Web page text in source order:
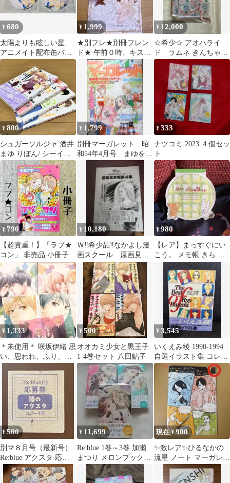
¥680
太陽よりも眩しい星
アニメイト配布缶バッ
ジ 2個セット 河原和
¥ 1,999
★別フレ★別冊フレン
ド★ 午前０時、キスし
に来てよ みきもと凛 イ
ラスト集
¥ 12,000
☆希少☆ アオハライ
ド ラムネ きんちゃく
ポーチ 別冊マーガレ
ット 付録
¥800
シュガーソルジャ 酒井
まゆ りぼん/ シーイズ
マイン 美森青 別冊マー
ガレット
¥ 1,799
別冊マーガレット 昭
和54年4月号 まゆをつ
ちふさこ k
¥333
ナツコミ 2023 ４個セッ
ト
¥790
【超貴重！】「ラブ★
コン」 非売品 小冊子
¥ 10,180
Ｗ‼️希少品‼️なかよし漫
画スクール 原画見本
帳第4集 23枚‼️
¥980
【レア】まっすぐにい
こう。 メモ帳 きら マ
メタロウ はなこ メロン
パン 当時物
¥ 1,333
＊未使用＊ 咲坂伊緒 思
い、思われ、ふり、ふ
録 特典
¥500
オオカミ少女と黒王子
1-4巻セット 八田鮎子
¥3,545
いくえみ綾 1990-1994
自選イラスト集 コレク
ターズアイテム 本
その他
¥500
別マ８月号（最新号）
Re:blue アクスタ 応募
者全員プレゼント 応募
券
¥ 11,699
Re:blue 1巻～3巻 加瀬
まつり メロンブックス
特典イラストカード付
現在 ¥900
✨️激レア✨️ひるなかの
流星 ノート マーガレッ
ト付録 平成レトロ 2012
年当時物